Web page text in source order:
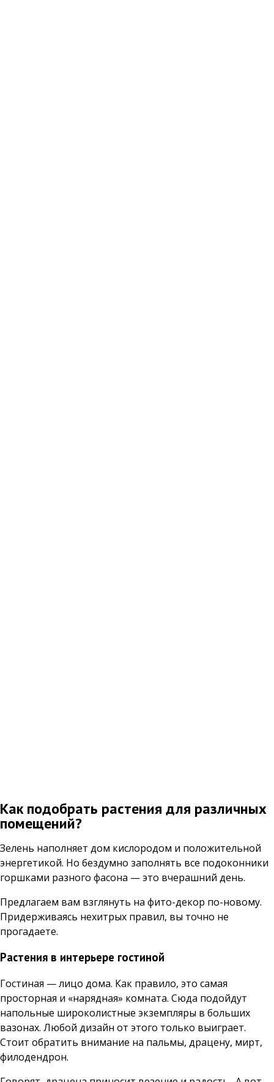
Как подобрать растения для различных
помещений?
Зелень наполняет дом кислородом и положительной
энергетикой. Но бездумно заполнять все подоконники
горшками разного фасона — это вчерашний день.
Предлагаем вам взглянуть на фито-декор по-новому.
Придерживаясь нехитрых правил, вы точно не
прогадаете.
Растения в интерьере гостиной
Гостиная — лицо дома. Как правило, это самая
просторная и «нарядная» комната. Сюда подойдут
напольные широколистные экземпляры в больших
вазонах. Любой дизайн от этого только выиграет.
Стоит обратить внимание на пальмы, драцену, мирт,
филодендрон.